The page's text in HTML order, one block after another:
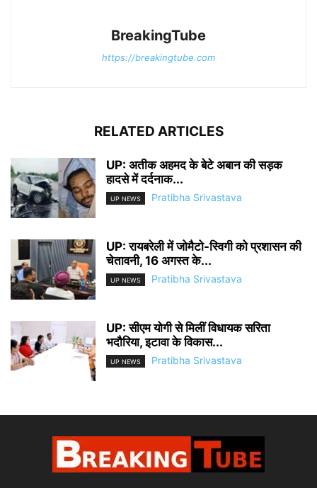
BreakingTube
https://breakingtube.com
RELATED ARTICLES
UP: अतीक अहमद के बेटे अबान की सड़क
हादसे में दर्दनाक...
UP NEWS Pratibha Srivastava
UP: रायबरेली में जोमैटो-स्विगी को प्रशासन की
चेतावनी, 16 अगस्त के...
UP NEWS Pratibha Srivastava
UP: सीएम योगी से मिलीं विधायक सरिता
भदौरिया, इटावा के विकास...
UP NEWS Pratibha Srivastava